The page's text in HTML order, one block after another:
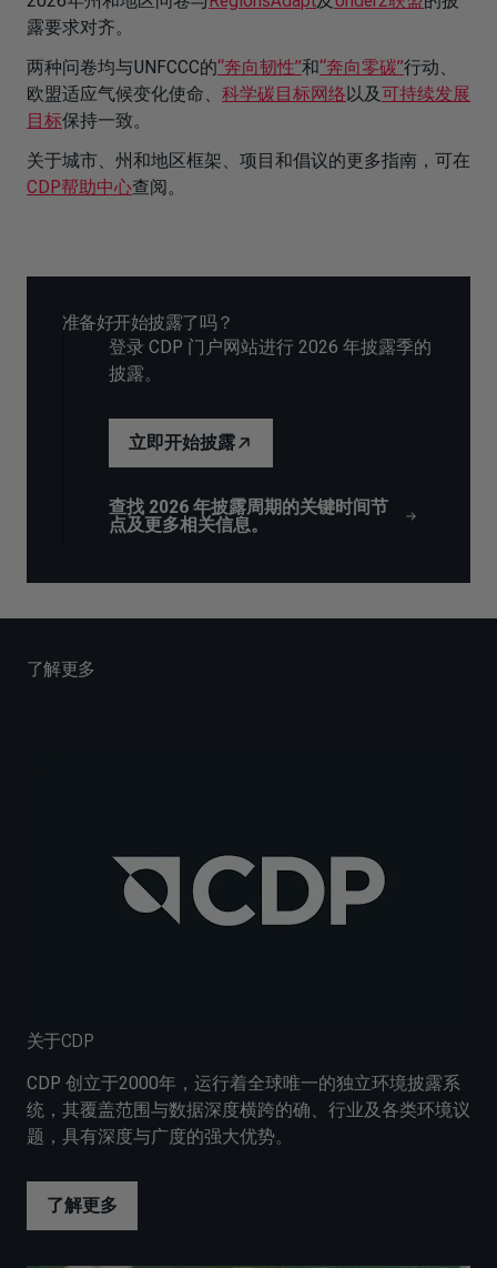
露要求对齐。
两种问卷均与UNFCCC的“奔向韧性”和“奔向零碳”行动、
欧盟适应气候变化使命、 科学碳目标网络以及可持续发展
目标保持一致。
关于城市、州和地区框架、项目和倡议的更多指南，可在
CDP帮助中心查阅。
准备好开始披露了吗？
登录 CDP 门户网站进行 2026 年披露季的
披露。
立即开始披露
查找 2026 年披露周期的关键时间节
点及更多相关信息。
了解更多
关于CDP
CDP 创立于2000年，运行着全球唯一的独立环境披露系
统，其覆盖范围与数据深度横跨的确、行业及各类环境议
题，具有深度与广度的强大优势。
了解更多